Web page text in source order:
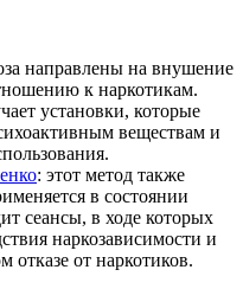
направлены на внушение
к наркотикам.
установки, которые
веществам и
: этот метод также
в состоянии
сеансы, в ходе которых
наркозависимости и
от наркотиков.